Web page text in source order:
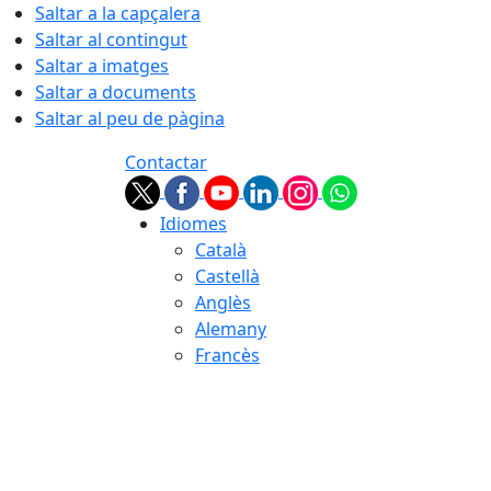
Saltar a la capçalera
Saltar al contingut
Saltar a imatges
Saltar a documents
Saltar al peu de pàgina
Contactar
Idiomes
Català
Castellà
Anglès
Alemany
Francès